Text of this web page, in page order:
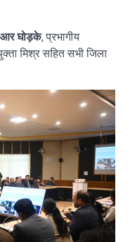
घोड़के, प्रभागीय
मिश्र सहित सभी जिला